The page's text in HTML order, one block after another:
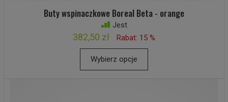
Buty wspinaczkowe Boreal Beta - orange
Jest
382,50 zł Rabat: 15 %
Wybierz opcje